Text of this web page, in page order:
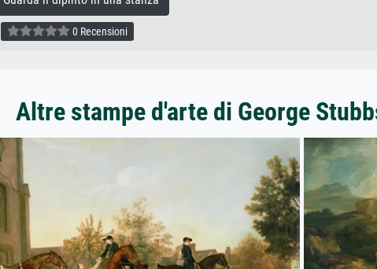
0 Recensioni
Altre stampe d'arte di George